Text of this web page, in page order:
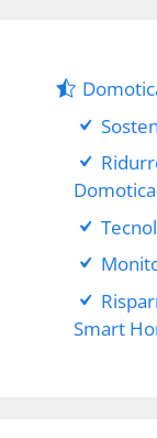
Domotica
Smart